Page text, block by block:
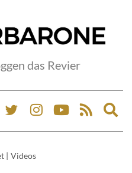
das Revier
| Videos